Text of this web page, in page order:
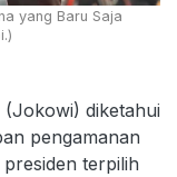
yang Baru Saja
diketahui
pengamanan
terpilih